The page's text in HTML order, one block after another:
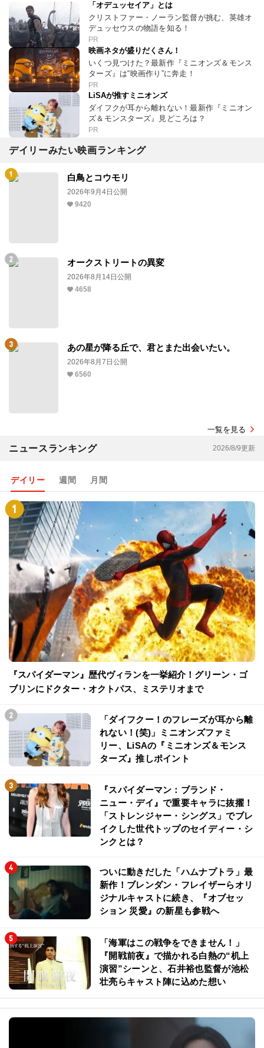
「オデュッセイア」とは
クリストファー・ノーラン監督が挑む、英雄オ
デュッセウスの物語を知る！
PR
映画ネタが盛りだくさん！
いくつ見つけた？最新作『ミニオンズ＆モンス
ターズ』は“映画作り”に奔走！
PR
LiSAが推すミニオンズ
ダイフクが耳から離れない！最新作『ミニオン
ズ＆モンスターズ』見どころは？
PR
デイリーみたい映画ランキング
白鳥とコウモリ
2026年9月4日公開
9420
オークストリートの異変
2026年8月14日公開
4658
あの星が降る丘で、君とまた出会いたい。
2026年8月7日公開
6560
一覧を見る
ニュースランキング 2026/8/9更新
デイリー 週間 月間
『スパイダーマン』歴代ヴィランを一挙紹介！グリーン・ゴ
ブリンにドクター・オクトパス、ミステリオまで
「ダイフクー！のフレーズが耳から離
れない！(笑)」ミニオンズファミ
リー、LiSAの『ミニオンズ＆モンス
ターズ』推しポイント
『スパイダーマン：ブランド・
ニュー・デイ』で重要キャラに抜擢！
「ストレンジャー・シングス」でブレ
イクした世代トップのセイディー・シ
ンクとは？
ついに動きだした「ハムナプトラ」最
新作！ブレンダン・フレイザーらオリ
ジナルキャストに続き、『オブセッ
ション 災愛』の新星も参戦へ
「海軍はこの戦争をできません！」
『開戦前夜』で描かれる白熱の“机上
演習”シーンと、石井裕也監督が池松
壮亮らキャスト陣に込めた想い